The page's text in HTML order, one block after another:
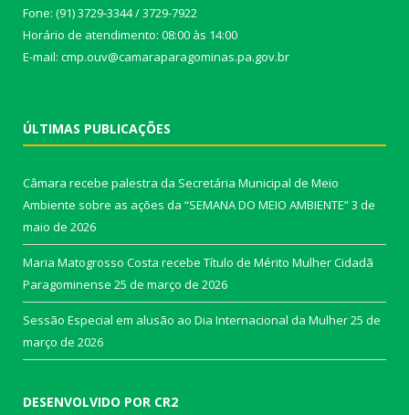
Fone: (91) 3729-3344 / 3729-7922
Horário de atendimento: 08:00 às 14:00
E-mail: cmp.ouv@camaraparagominas.pa.gov.br
ÚLTIMAS PUBLICAÇÕES
Câmara recebe palestra da Secretária Municipal de Meio
Ambiente sobre as ações da “SEMANA DO MEIO AMBIENTE”3 de
maio de 2026
Maria Matogrosso Costa recebe Título de Mérito Mulher Cidadã
Paragominense 25 de março de 2026
Sessão Especial em alusão ao Dia Internacional da Mulher25 de
março de 2026
DESENVOLVIDO POR CR2